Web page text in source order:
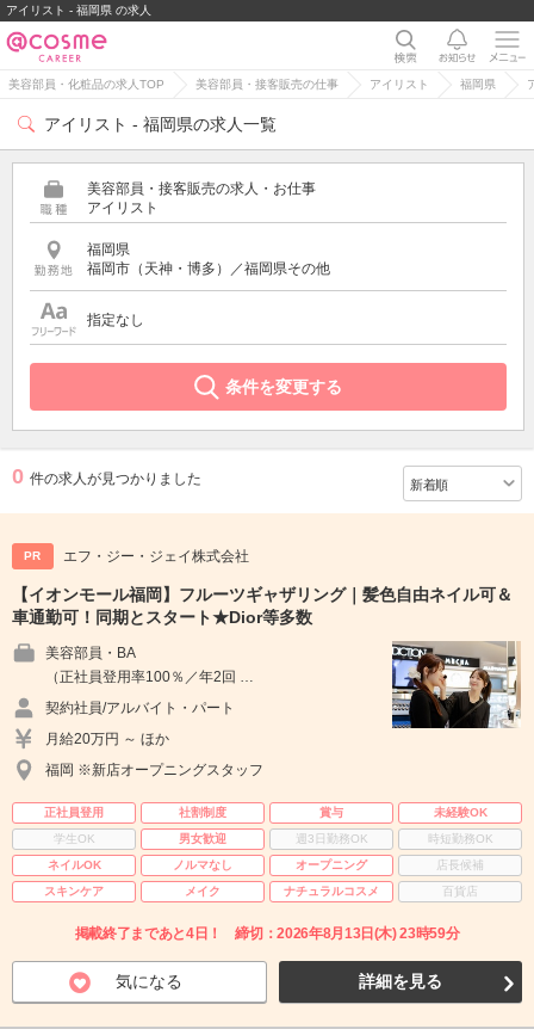
アイリスト - 福岡県 の求人
美容部員・化粧品の求人TOP 美容部員・接客販売の仕事 アイリスト 福岡県
アイリスト - 福岡県の求人一覧
美容部員・接客販売の求人・お仕事
アイリスト
福岡県
福岡市（天神・博多）／福岡県その他
指定なし
条件を変更する
0 件の求人が見つかりました
PR エフ・ジー・ジェイ株式会社
【イオンモール福岡】フルーツギャザリング｜髪色自由ネイル可＆
車通勤可！同期とスタート★Dior等多数
美容部員・BA
（正社員登用率100％／年2回 …
契約社員/アルバイト・パート
月給20万円 ～ ほか
福岡 ※新店オープニングスタッフ
正社員登用 社割制度 賞与
未経験OK
学生OK
男女歓迎 週3日勤務OK
時短勤務OK
ネイルOK
ノルマなし オープニング
店長候補
スキンケア
メイク ナチュラルコスメ 百貨店
掲載終了まであと4日！ 締切：2026年8月13日(木) 23時59分
気になる 詳細を見る